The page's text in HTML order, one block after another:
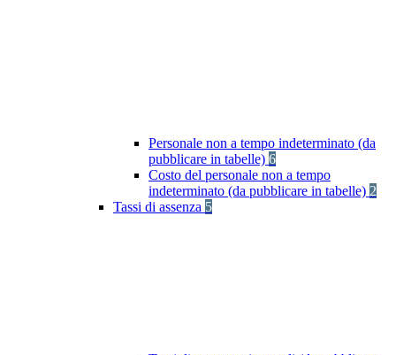
Personale non a tempo indeterminato (da
pubblicare in tabelle) 6
Costo del personale non a tempo
indeterminato (da pubblicare in tabelle) 2
Tassi di assenza 5